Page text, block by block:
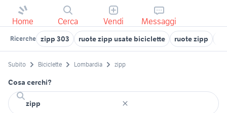
Home Cerca Vendi Messaggi
Ricerche zipp 303 ruote zipp usate biciclette ruote zipp
Subito Biciclette Lombardia zipp
Cosa cerchi?